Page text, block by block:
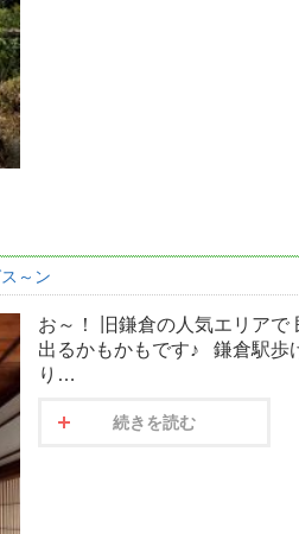
～ン
お～！ 旧鎌倉の人気エリアで
出るかもかもです♪ 鎌倉駅歩
り…
続きを読む